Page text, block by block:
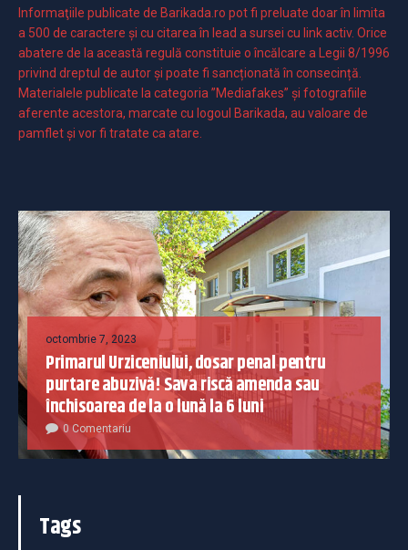
Informaţiile publicate de Barikada.ro pot fi preluate doar în limita
a 500 de caractere şi cu citarea în lead a sursei cu link activ. Orice
abatere de la această regulă constituie o încălcare a Legii 8/1996
privind dreptul de autor și poate fi sancționată în consecință.
Materialele publicate la categoria ”Mediafakes” și fotografiile
aferente acestora, marcate cu logoul Barikada, au valoare de
pamflet și vor fi tratate ca atare.
octombrie 7, 2023
Primarul Urziceniului, dosar penal pentru
purtare abuzivă! Sava riscă amenda sau
închisoarea de la o lună la 6 luni
0 Comentariu
Tags